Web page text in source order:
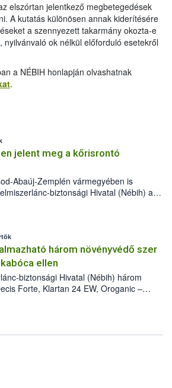
elszórtan jelentkező megbetegedések
A kutatás különösen annak kiderítésére
a szennyezett takarmány okozta-e
nyilvánvaló ok nélkül előforduló esetekről
a NÉBIH honlapján olvashatnak
.
jelent meg a kőrisrontó
Abaúj-Zemplén vármegyében is
biztonsági Hivatal (Nébih) a
(Agrilus planipennis) jelenlétét. A
találták meg, de már fertőzött
az intézkedéseket a szlovák
a terjedés megállítása érdekében.
három növényvédő szer
ellen
biztonsági Hivatal (Nébih) három
Forte, Klartan 24 EW, Oroganic –
így azok a szüretet követően,
(BBCH 91) stádiumáig
lehetőség a károsító elleni további
elérhető és ökológiai termesztésben is